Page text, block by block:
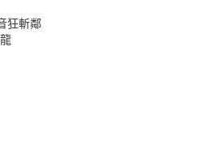
狂斬鄰